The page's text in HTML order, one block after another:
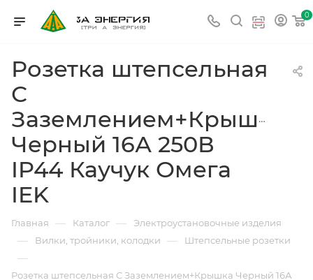
0
Розетка штепсельная
С
Заземлением+Крышка
Черный 16А 250В
IP44 Каучук Омега
IEK
Главная — Каталог — Электроустановочные изделия
— Вилки, тройники, колодки — Штепсельные розетки
—
Розетка штепсельная С Заземлением+Крышка Черный 16А